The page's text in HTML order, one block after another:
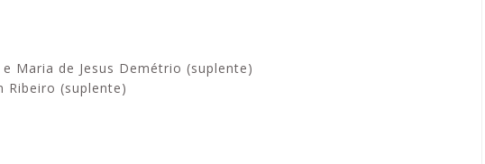
Maria de Jesus Demétrio (suplente)
Ribeiro (suplente)